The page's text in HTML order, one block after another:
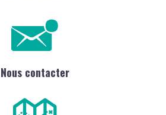
Nous contacter